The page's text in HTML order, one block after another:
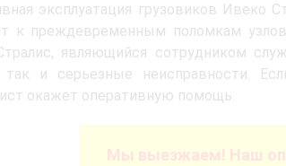
эксплуатация грузовиков Ивеко
к преждевременным поломкам
являющийся сотрудником
так и серьезные неисправности.
окажет оперативную помощь.
Мы выезжаем! Наш